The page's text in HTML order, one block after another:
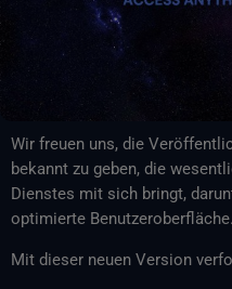
Wir freuen uns, die
bekannt zu geben, die
Dienstes mit sich bringt,
optimierte Benutzeroberfläche.
Mit dieser neuen Version